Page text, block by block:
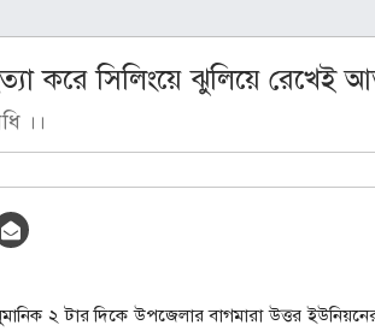
করে সিলিংয়ে ঝুলিয়ে রেখেই
।।
২ টার দিকে উপজেলার বাগমারা উত্তর